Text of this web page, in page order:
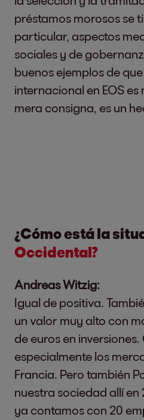
préstamos morosos se
particular, aspectos
sociales y de
buenos ejemplos de
internacional en EOS
mera consigna, es un
¿Cómo está la
Occidental?
Andreas Witzig:
Igual de positiva.
un valor muy alto con
de euros en
especialmente los
Francia. Pero también
nuestra sociedad allí en
ya contamos con 20